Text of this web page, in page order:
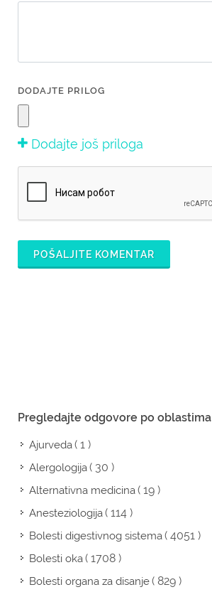
DODAJTE PRILOG
Dodajte još priloga
POŠALJITE KOMENTAR
Pregledajte odgovore po oblastima
Ajurveda( 1 )
Alergologija( 30 )
Alternativna medicina( 19 )
Anesteziologija( 114 )
Bolesti digestivnog sistema( 4051 )
Bolesti oka( 1708 )
Bolesti organa za disanje( 829 )